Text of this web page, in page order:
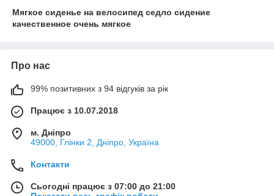
Мягкое сиденье на велосипед седло сидение
качественное очень мягкое
Про нас
99% позитивних з 94 відгуків за рік
Працює з 10.07.2018
м. Дніпро
49000, Глінки 2, Дніпро, Україна
Контакти
Сьогодні працює з 07:00 до 21:00